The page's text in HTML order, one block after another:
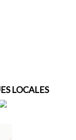
LOCALES